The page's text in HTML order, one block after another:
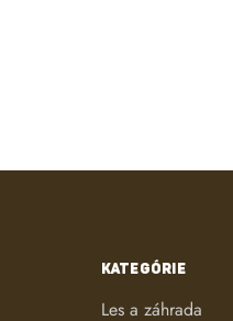
KATEGÓRIE
Les a záhrada